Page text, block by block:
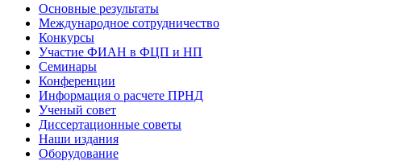
Основные результаты
Международное сотрудничество
Конкурсы
Участие ФИАН в ФЦП и НП
Семинары
Конференции
Информация о расчете ПРНД
Ученый совет
Диссертационные советы
Наши издания
Оборудование